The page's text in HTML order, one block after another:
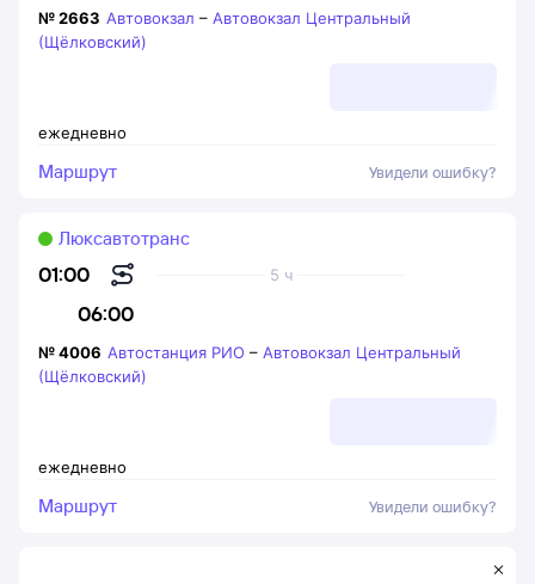
ежедневно
№2663 Автовокзал – Автовокзал Центральный
(Щёлковский)
Маршрут Увидели ошибку?
01:00
06:00
5 ч
Люксавтотранс
ежедневно
№4006 Автостанция РИО – Автовокзал Центральный
(Щёлковский)
Маршрут Увидели ошибку?